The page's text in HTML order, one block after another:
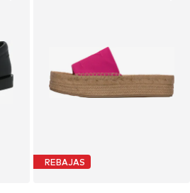
REBAJAS